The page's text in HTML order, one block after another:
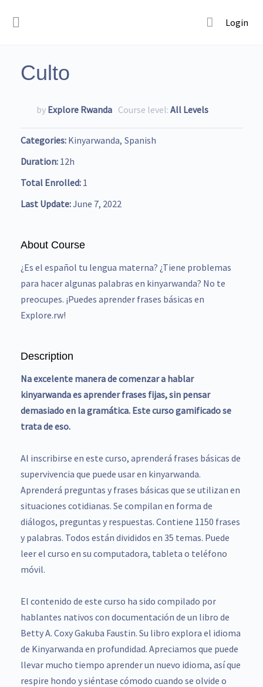
Login
Culto
by Explore Rwanda Course level: All Levels
Categories Kinyarwanda Spanish
Duration 12h
Total Enrolled 1
Last Update June 7, 2022
About Course
¿Es el español tu lengua materna? ¿Tiene problemas
para hacer algunas palabras en kinyarwanda? No te
preocupes. ¡Puedes aprender frases básicas en
Explore.rw!
Description
Na excelente manera de comenzar a hablar
kinyarwanda es aprender frases fijas, sin pensar
demasiado en la gramática. Este curso gamificado se
trata de eso.
Al inscribirse en este curso, aprenderá frases básicas de
supervivencia que puede usar en kinyarwanda.
Aprenderá preguntas y frases básicas que se utilizan en
situaciones cotidianas. Se compilan en forma de
diálogos, preguntas y respuestas. Contiene 1150 frases
y palabras. Todos están divididos en 35 temas. Puede
leer el curso en su computadora, tableta o teléfono
móvil.
El contenido de este curso ha sido compilado por
hablantes nativos con documentación de un libro de
Betty A. Coxy Gakuba Faustin. Su libro explora el idioma
de Kinyarwanda en profundidad. Apreciamos que puede
llevar mucho tiempo aprender un nuevo idioma, así que
respire hondo y siéntase cómodo cuando se olvide o